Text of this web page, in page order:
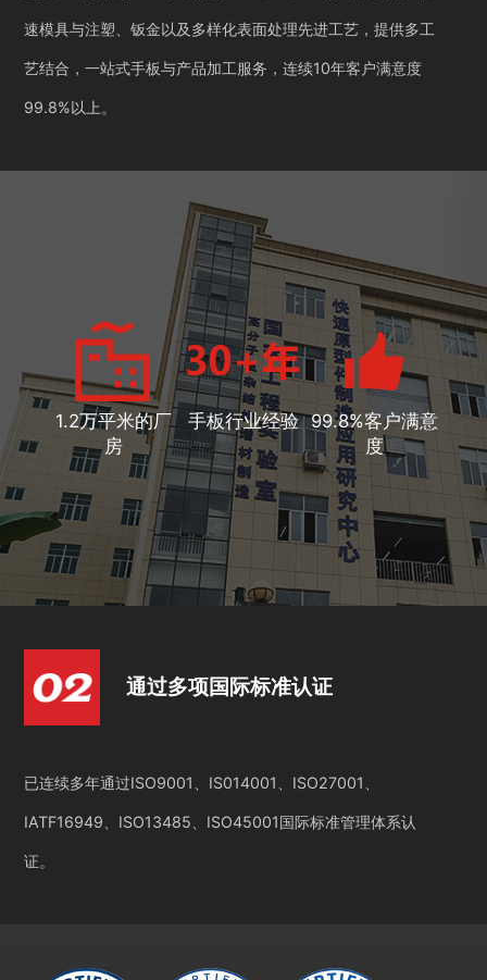
速模具与注塑、钣金以及多样化表面处理先进工艺，提供多工
艺结合，一站式手板与产品加工服务，连续10年客户满意度
99.8%以上。
1.2万平米的厂
房
手板行业经验 99.8%客户满意
度
通过多项国际标准认证
已连续多年通过ISO9001、IS014001、ISO27001、
IATF16949、ISO13485、ISO45001国际标准管理体系认
证。